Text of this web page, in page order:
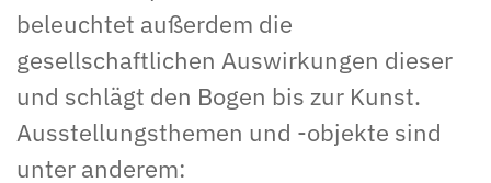
beleuchtet außerdem die
gesellschaftlichen Auswirkungen dieser
und schlägt den Bogen bis zur Kunst.
Ausstellungsthemen und -objekte sind
unter anderem: